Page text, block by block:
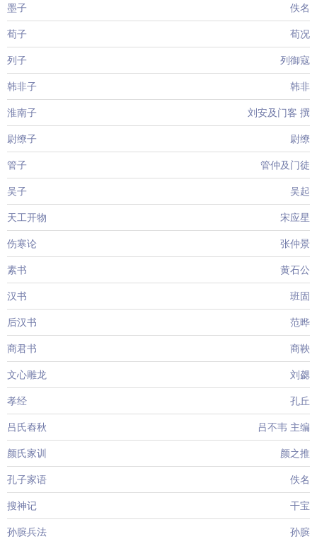
墨子 佚名
荀子 荀况
列子 列御寇
韩非子 韩非
淮南子 刘安及门客 撰
尉缭子 尉缭
管子 管仲及门徒
吴子 吴起
天工开物 宋应星
伤寒论 张仲景
素书 黄石公
汉书 班固
后汉书 范晔
商君书 商鞅
文心雕龙 刘勰
孝经 孔丘
吕氏舂秋 吕不韦 主编
颜氏家训 颜之推
孔子家语 佚名
搜神记 干宝
孙膑兵法 孙膑